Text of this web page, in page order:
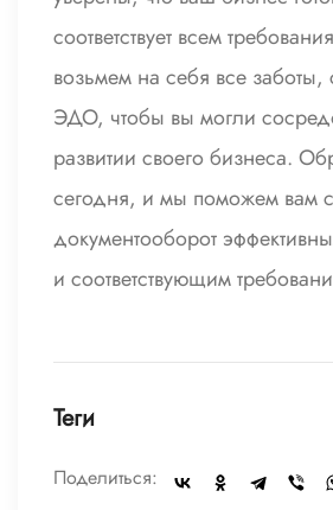
соответствует всем
возьмем на себя все заботы,
ЭДО, чтобы вы могли
развитии своего бизнеса.
сегодня, и мы поможем вам
документооборот
и соответствующим
Теги
Поделиться: